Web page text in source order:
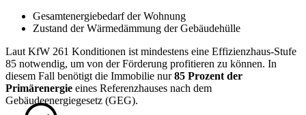
Gesamtenergiebedarf der Wohnung
Zustand der Wärmedämmung der Gebäudehülle
Laut KfW 261 Konditionen ist mindestens eine Effizienzhaus-Stufe
85 notwendig, um von der Förderung profitieren zu können. In
diesem Fall benötigt die Immobilie nur85 Prozent der
Primärenergie eines Referenzhauses nach dem
Gebäudeenergiegesetz (GEG).